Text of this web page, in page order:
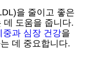
을 줄이고 좋은
데 도움을 줍니다.
중과 심장 건강을
데 중요합니다.